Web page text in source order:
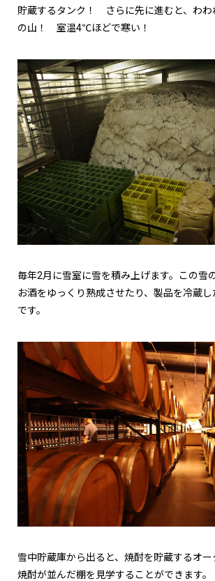
貯蔵するタンク！ さらに先に進むと、わ
の山！ 室温4℃ほどで寒い！
毎年2月に雪室に雪を積み上げます。この雪
お酒をゆっくり熟成させたり、製品を冷蔵
です。
雪中貯蔵庫から出ると、焼酎を貯蔵するオ
焼酎が並んだ棚を見学することができます。